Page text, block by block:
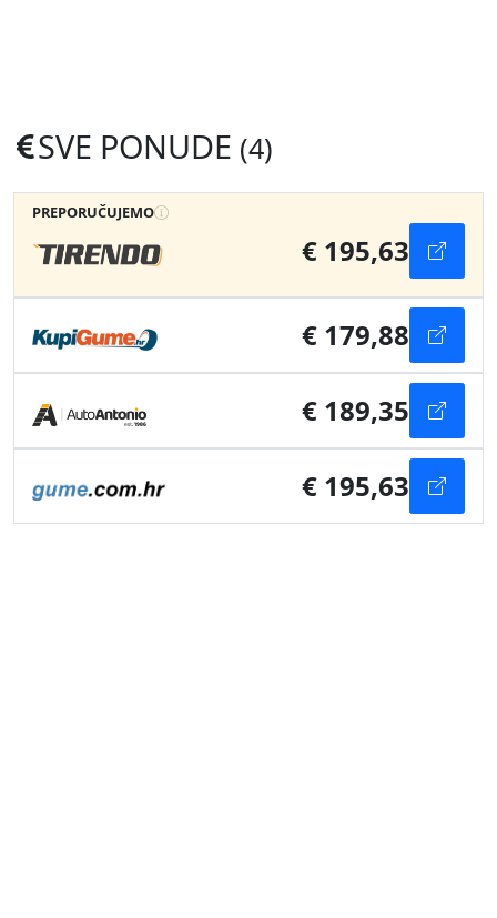
SVE PONUDE (4)
PREPORUČUJEMO
€ 195,63
€ 179,88
€ 189,35
€ 195,63